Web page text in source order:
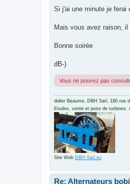
Si j'ai une minute je ferai
Mais vous avez raison,
Bonne soirée
dB-)
Vous ne pouvez pas
didier Beaume, DBH Sarl, 180 rue
Etudes, vente et pose de turbines,
Site Web DBH Sarl.eu
Re: Alternateurs